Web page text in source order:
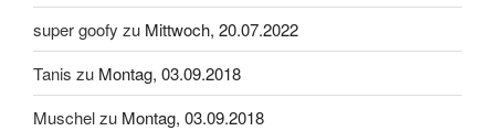
super goofy zu Mittwoch, 20.07.2022
Tanis zu Montag, 03.09.2018
Muschelzu Montag, 03.09.2018